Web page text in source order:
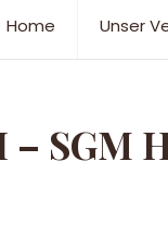
Home Unser
SGM